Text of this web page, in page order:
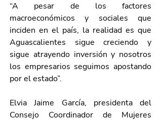
“A pesar de los factores
macroeconómicos y sociales que
inciden en el país, la realidad es que
Aguascalientes sigue creciendo y
sigue atrayendo inversión y nosotros
los empresarios seguimos apostando
por el estado”.
Elvia Jaime García, presidenta del
Consejo Coordinador de Mujeres